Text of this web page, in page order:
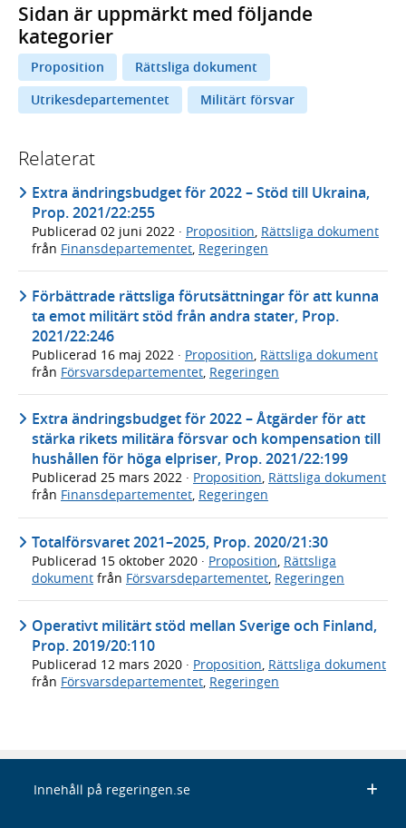
Sidan är uppmärkt med följande
kategorier
Proposition
Rättsliga dokument
Utrikesdepartementet
Militärt försvar
Relaterat
Extra ändringsbudget för 2022 – Stöd till Ukraina,
Prop. 2021/22:255
Publicerad 02 juni 2022 · Proposition, Rättsliga dokument
från Finansdepartementet, Regeringen
Förbättrade rättsliga förutsättningar för att kunna
ta emot militärt stöd från andra stater, Prop.
2021/22:246
Publicerad 16 maj 2022 · Proposition Rättsliga dokument
från Försvarsdepartementet Regeringen
Extra ändringsbudget för 2022 – Åtgärder för att
stärka rikets militära försvar och kompensation till
hushållen för höga elpriser, Prop. 2021/22:199
Publicerad 25 mars 2022 · Proposition, Rättsliga dokument
från Finansdepartementet, Regeringen
Totalförsvaret 2021–2025, Prop. 2020/21:30
Publicerad 15 oktober 2020 · Proposition, Rättsliga
dokument från Försvarsdepartementet, Regeringen
Operativt militärt stöd mellan Sverige och Finland,
Prop. 2019/20:110
Publicerad 12 mars 2020 · Proposition Rättsliga dokument
från Försvarsdepartementet Regeringen
Innehåll på regeringen.se